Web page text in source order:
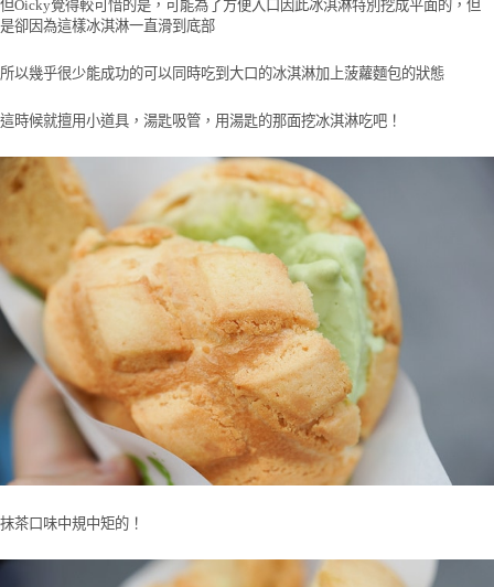
但Oicky覺得較可惜的是，可能為了方便入口因此冰淇淋特別挖成平面的，但
是卻因為這樣冰淇淋一直滑到底部
所以幾乎很少能成功的可以同時吃到大口的冰淇淋加上菠蘿麵包的狀態
這時候就擅用小道具，湯匙吸管，用湯匙的那面挖冰淇淋吃吧！
抹茶口味中規中矩的！